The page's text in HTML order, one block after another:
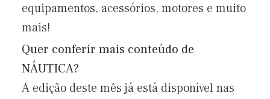
equipamentos, acessórios, motores e muito
mais!
Quer conferir mais conteúdo de
NÁUTICA?
A edição deste mês já está disponível nas